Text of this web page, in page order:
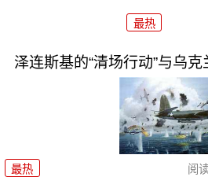
最热
泽连斯基的“清场行动”与乌克
最热 阅